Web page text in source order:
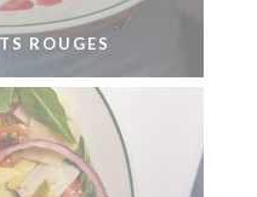
ROUGES